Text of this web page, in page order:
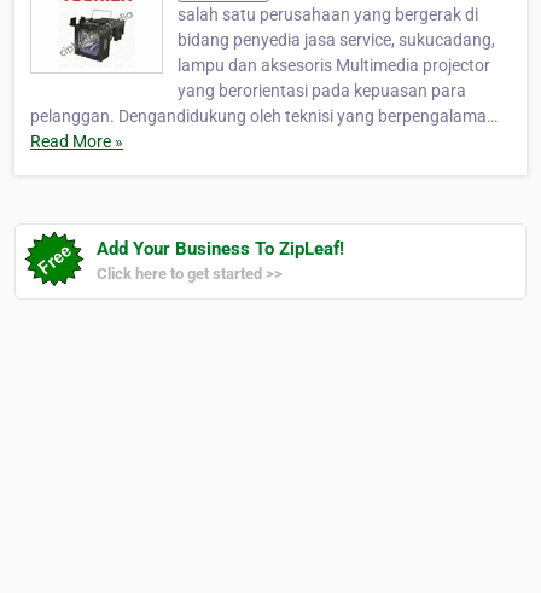
salah satu perusahaan yang bergerak di
bidang penyedia jasa service, sukucadang,
lampu dan aksesoris Multimedia projector
yang berorientasi pada kepuasan para
pelanggan. Dengandidukung oleh teknisi yang berpengalama…
Read More »
Add Your Business To ZipLeaf!
Click here to get started >>